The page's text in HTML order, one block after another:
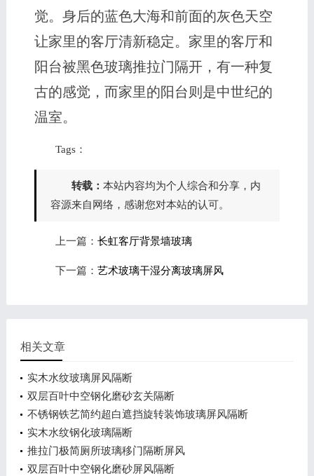
觉。身后的蓝色大海和前面的灰色天空
让家里的客厅清新稳定。家里的客厅和
阳台被黑色玻璃推拉门隔开，有一种复
古的感觉，而家里的阳台则是中世纪的
温室。
Tags：
转载： 本站内容均为个人综合和分享，内
容源来自网络，感谢您对本站的认可。
上一篇： 长虹客厅背景墙玻璃
下一篇： 艺术玻璃干湿分离玻璃屏风
相关文章
实木水纹玻璃屏风隔断
双层百叶中空钢化磨砂玄关隔断
不锈钢铁艺简约超白遮挡旋转装饰玻璃屏风隔断
实木水纹钢化玻璃隔断
推拉门极简厕所玻璃移门隔断屏风
双层百叶中空钢化磨砂屏风隔断